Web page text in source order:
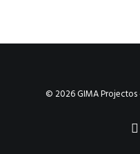
© 2026 GIMA